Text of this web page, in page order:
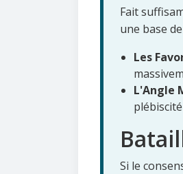
Fait
une base
Les
L'Angle
Si le